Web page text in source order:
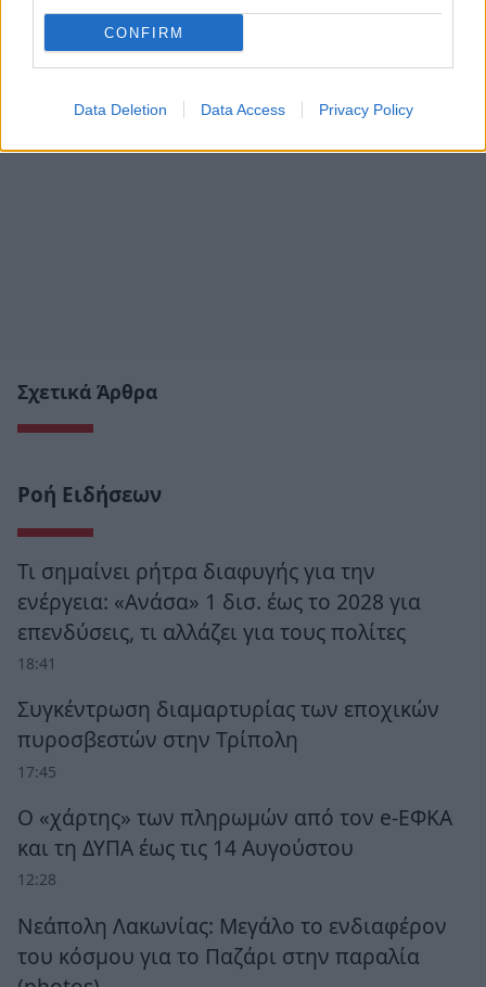
CONFIRM
Data Deletion Data Access Privacy Policy
Σχετικά Άρθρα
Ροή Ειδήσεων
Τι σημαίνει ρήτρα διαφυγής για την
ενέργεια: «Ανάσα» 1 δισ. έως το 2028 για
επενδύσεις, τι αλλάζει για τους πολίτες
18:41
Συγκέντρωση διαμαρτυρίας των εποχικών
πυροσβεστών στην Τρίπολη
17:45
Ο «χάρτης» των πληρωμών από τον e-ΕΦΚΑ
και τη ΔΥΠΑ έως τις 14 Αυγούστου
12:28
Νεάπολη Λακωνίας: Μεγάλο το ενδιαφέρον
του κόσμου για το Παζάρι στην παραλία